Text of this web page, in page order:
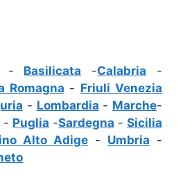
Basilicata -Calabria -
Romagna - Friuli Venezia
- Lombardia - Marche-
- Puglia -Sardegna - Sicilia
Alto Adige - Umbria -